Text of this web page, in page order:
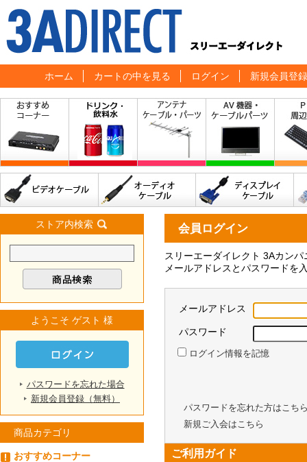
ホーム カートの中を見る ログイン 新規会員登録
会員ログイン
スリーエーダイレクト 3Aカン
メールアドレスとパスワードを
メールアドレス
パスワード
ログイン情報を記憶
パスワードを忘れた方はこち
新規ご入会はこちら
ご利用ガイド
ストア内検索
ようこそ ゲスト 様
パスワードを忘れた場合
新規会員登録（無料）
商品カテゴリ
おすすめコーナー